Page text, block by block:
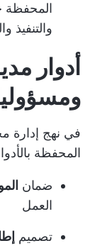
المحفظة
والتنفيذ
أدوار
في نهج إدارة
المحفظة
ضمان
العمل
تصميم